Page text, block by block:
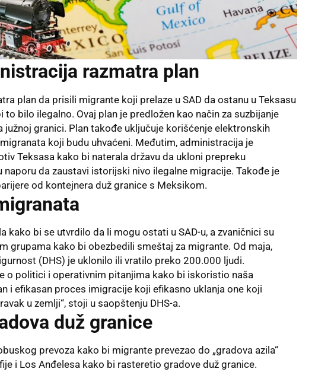
razmatra plan
plan da prisili migrante koji prelaze u SAD da ostanu u Teksasu
bilo ilegalno. Ovaj plan je predložen kao način za suzbijanje
južnoj granici. Plan takođe uključuje korišćenje elektronskih
koji budu uhvaćeni. Međutim, administracija je
Teksasa kako bi naterala državu da ukloni prepreku
naporu da zaustavi istorijski nivo ilegalne migracije. Takođe je
od kontejnera duž granice s Meksikom.
kako bi se utvrdilo da li mogu ostati u SAD-u, a zvaničnici su
grupama kako bi obezbedili smeštaj za migrante. Od maja,
(DHS) je uklonilo ili vratilo preko 200.000 ljudi.
o politici i operativnim pitanjima kako bi iskoristio naša
i efikasan proces imigracije koji efikasno uklanja one koji
u zemlji“, stoji u saopštenju DHS-a.
duž granice
prevoza kako bi migrante prevezao do „gradova azila“
i Los Anđelesa kako bi rasteretio gradove duž granice.